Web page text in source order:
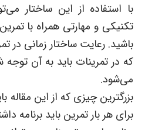
با استفاده از این ساختار
تکنیکی و مهارتی همراه با
باشید. رعایت ساختار زمانی
که در تمرینات باید به آن توجه
می‌شود.
بزرگترین چیزی که از این مقاله
برای هر بار تمرین باید برنامه